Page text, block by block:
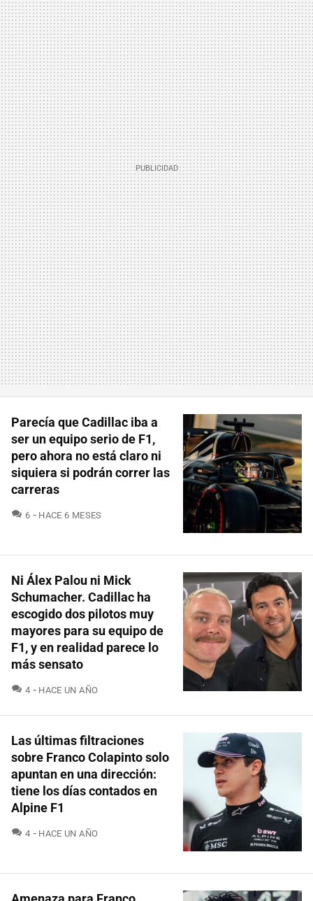
Parecía que Cadillac iba a
ser un equipo serio de F1,
pero ahora no está claro ni
siquiera si podrán correr las
carreras
6 COMENTARIOS
HACE 6 MESES
Ni Álex Palou ni Mick
Schumacher. Cadillac ha
escogido dos pilotos muy
mayores para su equipo de
F1, y en realidad parece lo
más sensato
4 COMENTARIOS
HACE UN AÑO
Las últimas filtraciones
sobre Franco Colapinto solo
apuntan en una dirección:
tiene los días contados en
Alpine F1
4 COMENTARIOS
HACE UN AÑO